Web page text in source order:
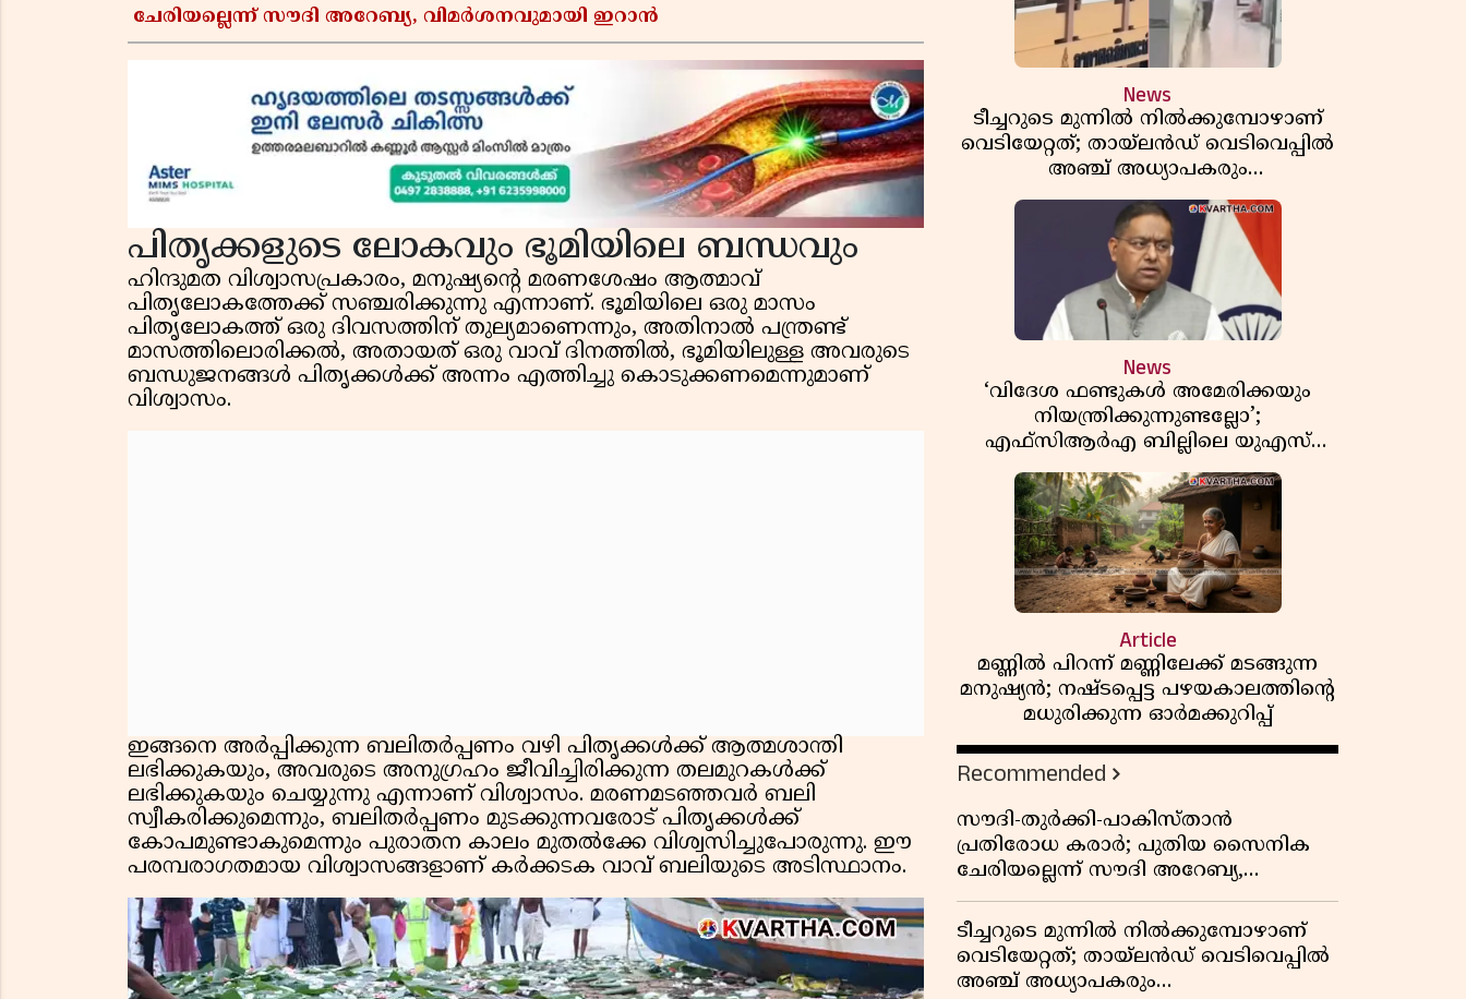
ചേരിയല്ലെന്ന് സൗദി അറേബ്യ, വിമർശനവുമായി ഇറാൻ
പിതൃക്കളുടെ ലോകവും ഭൂമിയിലെ ബന്ധവും
ഹിന്ദുമത വിശ്വാസപ്രകാരം, മനുഷ്യൻ്റെ മരണശേഷം ആത്മാവ്
പിതൃലോകത്തേക്ക് സഞ്ചരിക്കുന്നു എന്നാണ്. ഭൂമിയിലെ ഒരു മാസം
പിതൃലോകത്ത് ഒരു ദിവസത്തിന് തുല്യമാണെന്നും, അതിനാൽ പന്ത്രണ്ട്
മാസത്തിലൊരിക്കൽ, അതായത് ഒരു വാവ് ദിനത്തിൽ, ഭൂമിയിലുള്ള അവരുടെ
ബന്ധുജനങ്ങൾ പിതൃക്കൾക്ക് അന്നം എത്തിച്ചു കൊടുക്കണമെന്നുമാണ്
വിശ്വാസം.
ഇങ്ങനെ അർപ്പിക്കുന്ന ബലിതർപ്പണം വഴി പിതൃക്കൾക്ക് ആത്മശാന്തി
ലഭിക്കുകയും, അവരുടെ അനുഗ്രഹം ജീവിച്ചിരിക്കുന്ന തലമുറകൾക്ക്
ലഭിക്കുകയും ചെയ്യുന്നു എന്നാണ് വിശ്വാസം. മരണമടഞ്ഞവർ ബലി
സ്വീകരിക്കുമെന്നും, ബലിതർപ്പണം മുടക്കുന്നവരോട് പിതൃക്കൾക്ക്
കോപമുണ്ടാകുമെന്നും പുരാതന കാലം മുതൽക്കേ വിശ്വസിച്ചുപോരുന്നു. ഈ
പരമ്പരാഗതമായ വിശ്വാസങ്ങളാണ് കർക്കടക വാവ് ബലിയുടെ അടിസ്ഥാനം.
News
ടീച്ചറുടെ മുന്നിൽ നിൽക്കുമ്പോഴാണ്
വെടിയേറ്റത്; തായ്‌ലൻഡ് വെടിവെപ്പിൽ
അഞ്ച് അധ്യാപകരും
മുത്തശ്ശീമുത്തശ്ശന്മാരും കൊല്ലപ്പെട്ടു,
മരണസംഖ്യ 7; ഞെട്ടിക്കുന്ന
വെളിപ്പെടുത്തലുകൾ
News
‘വിദേശ ഫണ്ടുകൾ അമേരിക്കയും
നിയന്ത്രിക്കുന്നുണ്ടല്ലോ’;
എഫ്സിആർഎ ബില്ലിലെ യുഎസ്
വിമർശനങ്ങൾക്ക് മറുപടിയുമായി ഇന്ത്യ
Article
മണ്ണിൽ പിറന്ന് മണ്ണിലേക്ക് മടങ്ങുന്ന
മനുഷ്യൻ; നഷ്ടപ്പെട്ട പഴയകാലത്തിൻ്റെ
മധുരിക്കുന്ന ഓർമക്കുറിപ്പ്
Recommended
സൗദി-തുർക്കി-പാകിസ്താൻ
പ്രതിരോധ കരാർ; പുതിയ സൈനിക
ചേരിയല്ലെന്ന് സൗദി അറേബ്യ,
വിമർശനവുമായി ഇറാൻ
ടീച്ചറുടെ മുന്നിൽ നിൽക്കുമ്പോഴാണ്
വെടിയേറ്റത്; തായ്‌ലൻഡ് വെടിവെപ്പിൽ
അഞ്ച് അധ്യാപകരും